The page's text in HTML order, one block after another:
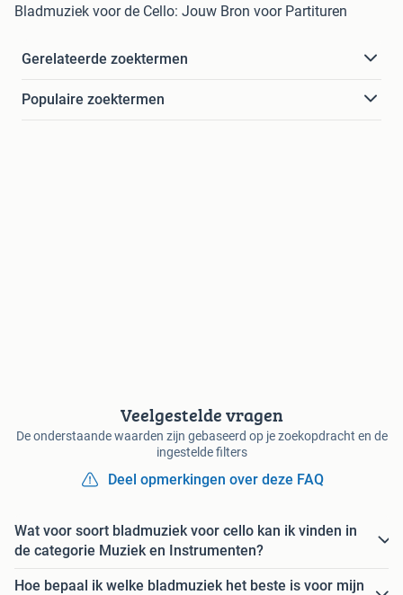
Bladmuziek voor de Cello: Jouw Bron voor Partituren
Gerelateerde zoektermen
Populaire zoektermen
Veelgestelde vragen
De onderstaande waarden zijn gebaseerd op je zoekopdracht en de
ingestelde filters
Deel opmerkingen over deze FAQ
Wat voor soort bladmuziek voor cello kan ik vinden in
de categorie Muziek en Instrumenten?
Hoe bepaal ik welke bladmuziek het beste is voor mijn